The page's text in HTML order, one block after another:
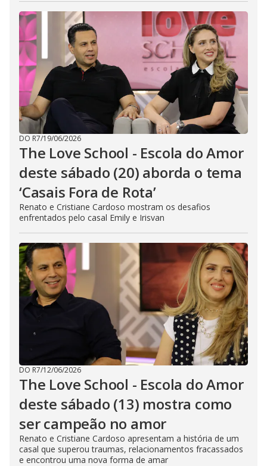
DO R7/19/06/2026
The Love School - Escola do Amor
deste sábado (20) aborda o tema
‘Casais Fora de Rota’
Renato e Cristiane Cardoso mostram os desafios
enfrentados pelo casal Emily e Irisvan
DO R7/12/06/2026
The Love School - Escola do Amor
deste sábado (13) mostra como
ser campeão no amor
Renato e Cristiane Cardoso apresentam a história de um
casal que superou traumas, relacionamentos fracassados
e encontrou uma nova forma de amar